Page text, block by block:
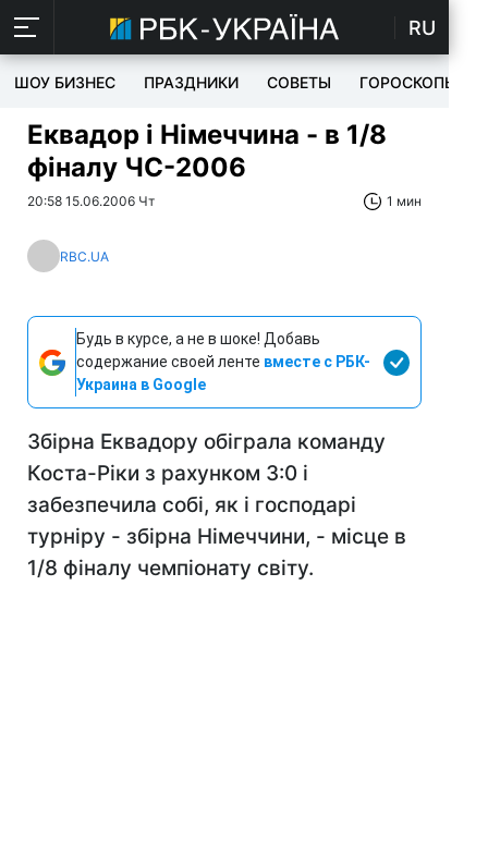
RU
ШОУ БИЗНЕС ПРАЗДНИКИ СОВЕТЫ ГОРОСКОПЫ
Еквадор і Німеччина - в 1/8
фіналу ЧС-2006
20:58 15.06.2006 Чт 1 мин
RBC.UA
Будь в курсе, а не в шоке! Добавь
содержание своей ленте вместе с РБК-
Украина в Google
Збірна Еквадору обіграла команду
Коста-Ріки з рахунком 3:0 і
забезпечила собі, як і господарі
турніру - збірна Німеччини, - місце в
1/8 фіналу чемпіонату світу.